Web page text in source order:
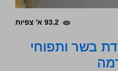
93.2 א' צפיות
בשר ותפוחי